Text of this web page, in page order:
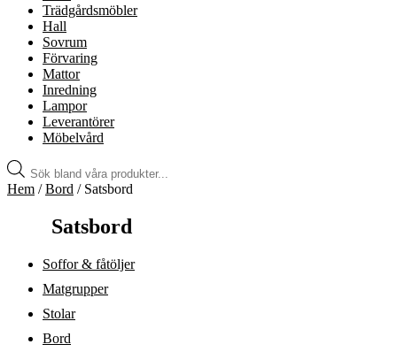
Trädgårdsmöbler
Hall
Sovrum
Förvaring
Mattor
Inredning
Lampor
Leverantörer
Möbelvård
Produktsökning
Hem /Bord / Satsbord
Satsbord
Soffor & fåtöljer
Matgrupper
Stolar
Bord